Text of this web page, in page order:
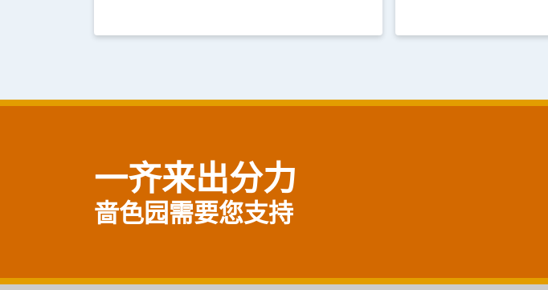
一齐来出分力
啬色园需要您支持